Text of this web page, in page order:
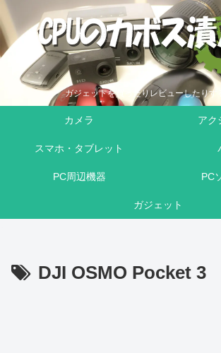
ガジェットを買ったりレビューしたりす
カメラ アク
スマホ・タブレット
PC周辺機器 PC
ガジェット
DJI OSMO Pocket 3